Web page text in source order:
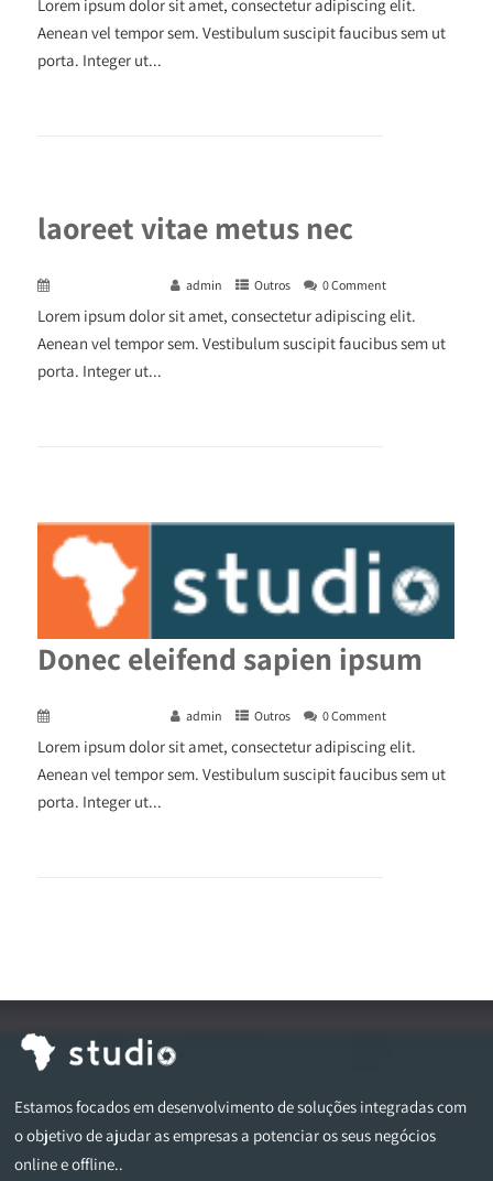
Lorem ipsum dolor sit amet, consectetur adipiscing elit.
Aenean vel tempor sem. Vestibulum suscipit faucibus sem ut
porta. Integer ut...
laoreet vitae metus nec
admin Outros 0 Comment
Lorem ipsum dolor sit amet, consectetur adipiscing elit.
Aenean vel tempor sem. Vestibulum suscipit faucibus sem ut
porta. Integer ut...
Donec eleifend sapien ipsum
admin Outros 0 Comment
Lorem ipsum dolor sit amet, consectetur adipiscing elit.
Aenean vel tempor sem. Vestibulum suscipit faucibus sem ut
porta. Integer ut...
Estamos focados em desenvolvimento de soluções integradas com
o objetivo de ajudar as empresas a potenciar os seus negócios
online e offline..